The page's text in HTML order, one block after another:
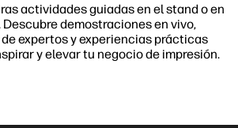
actividades guiadas en el stand o en
Descubre demostraciones en vivo,
expertos y experiencias prácticas
y elevar tu negocio de impresión.